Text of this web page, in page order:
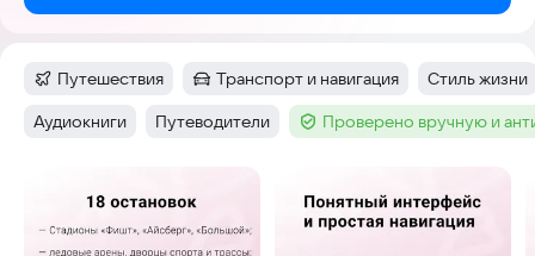
Категория:
Путешествия Категория:
Транспорт и навигация Тег:
Стиль жизни
Тег:
Аудиокниги Тег:
Путеводители Тег :Проверено вручную и